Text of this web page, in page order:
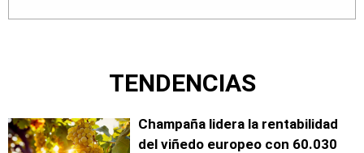
TENDENCIAS
Champaña lidera la rentabilidad
del viñedo europeo con 60.030